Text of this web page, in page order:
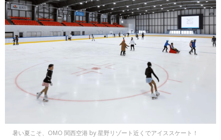
暑い夏こそ、OMO 関西空港 by 星野リゾート近くでアイススケート！